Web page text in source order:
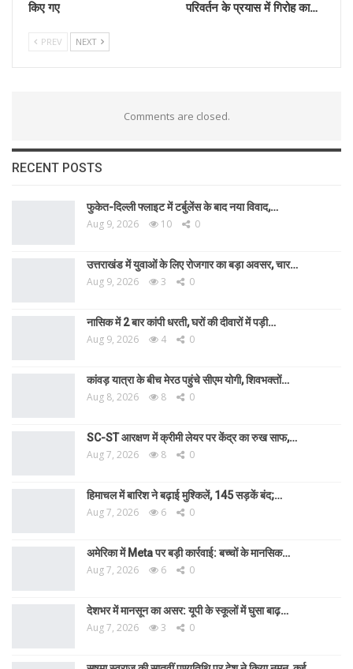
किए गए
परिवर्तन के प्रयास में गिरोह का…
PREV NEXT
Comments are closed.
RECENT POSTS
फुकेत-दिल्ली फ्लाइट में टर्बुलेंस के बाद नया विवाद,…
Aug 9, 2026 10 0
उत्तराखंड में युवाओं के लिए रोजगार का बड़ा अवसर, चार…
Aug 9, 2026 3 0
नासिक में 2 बार कांपी धरती, घरों की दीवारों में पड़ी…
Aug 9, 2026 4 0
कांवड़ यात्रा के बीच मेरठ पहुंचे सीएम योगी, शिवभक्तों…
Aug 8, 2026 8 0
SC-ST आरक्षण में क्रीमी लेयर पर केंद्र का रुख साफ,…
Aug 7, 2026 8 0
हिमाचल में बारिश ने बढ़ाई मुश्किलें, 145 सड़कें बंद;…
Aug 7, 2026 6 0
अमेरिका में Meta पर बड़ी कार्रवाई: बच्चों के मानसिक…
Aug 7, 2026 6 0
देशभर में मानसून का असर: यूपी के स्कूलों में घुसा बाढ़…
Aug 7, 2026 3 0